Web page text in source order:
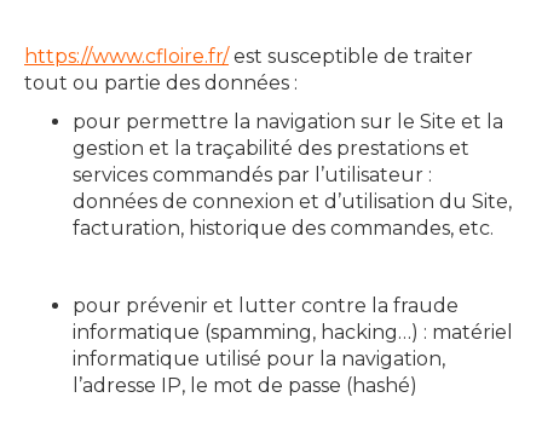
https://www.cfloire.fr/est susceptible de traiter
tout ou partie des données :
pour permettre la navigation sur le Site et la
gestion et la traçabilité des prestations et
services commandés par l’utilisateur :
données de connexion et d’utilisation du Site,
facturation, historique des commandes, etc.
pour prévenir et lutter contre la fraude
informatique (spamming, hacking…) : matériel
informatique utilisé pour la navigation,
l’adresse IP, le mot de passe (hashé)